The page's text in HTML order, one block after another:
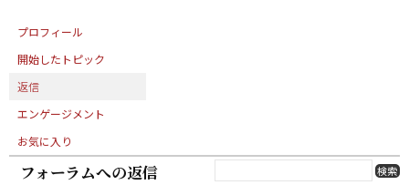
プロフィール
開始したトピック
返信
エンゲージメント
お気に入り
フォーラムへの返信